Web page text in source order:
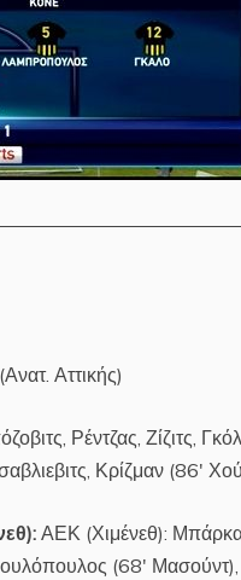
Αττικής)
Ρέντζας, Ζίζιτς,
Κρίζμαν (86′
ΑΕΚ (Χιμένεθ):
(68′